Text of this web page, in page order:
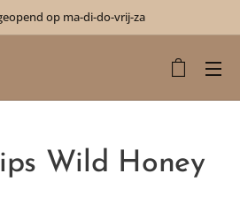
op ma-di-do-vrij-za
Wild Honey